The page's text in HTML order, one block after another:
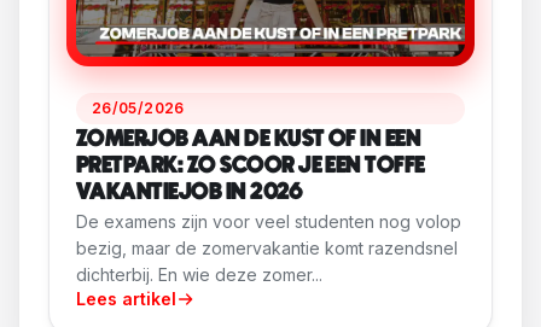
26/05/2026
ZOMERJOB AAN DE KUST OF IN EEN
PRETPARK: ZO SCOOR JE EEN TOFFE
VAKANTIEJOB IN 2026
De examens zijn voor veel studenten nog volop
bezig, maar de zomervakantie komt razendsnel
dichterbij. En wie deze zomer...
Lees artikel